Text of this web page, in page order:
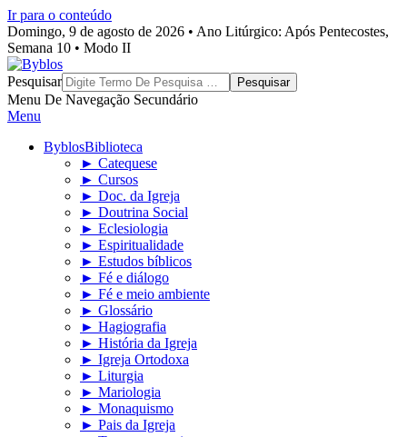
Ir para o conteúdo
Domingo, 9 de agosto de 2026 • Ano Litúrgico: Após Pentecostes,
Semana 10 • Modo II
Byblos
Pesquisar
Menu De Navegação Secundário
Menu
ByblosBiblioteca
► Catequese
► Cursos
► Doc. da Igreja
► Doutrina Social
► Eclesiologia
► Espiritualidade
► Estudos bíblicos
► Fé e diálogo
► Fé e meio ambiente
► Glossário
► Hagiografia
► História da Igreja
► Igreja Ortodoxa
► Liturgia
► Mariologia
► Monaquismo
► Pais da Igreja